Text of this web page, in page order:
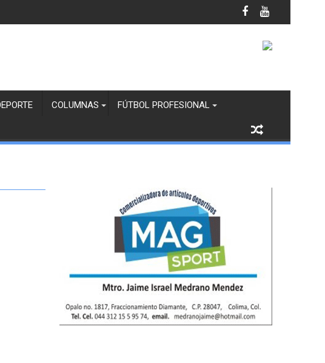
Blanco y Margaritas en Infantil “B”
COLUMNAS FÚTBOL PROFESIONAL